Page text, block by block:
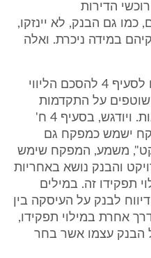
הדירות
כמו גם הבנק, לא יינזקו,
במידה ניכרת. ואלה
א. המפקח אשר מונה בהתאם לסעיף 4 להסכם הליווי
שוטפים על התקדמות
הפרויקט, כולל הכנסות והוצאות. ויודגש, בסעיף 4 ח'
ישמש כמפקח גם
משמע, המפקח שימש
והבנק נושא באחריות
תפקידו זה. במילים
לבנק על העיסקה בין
אחרת במילוי תפקידו,
הבנק עצמו אשר בחר